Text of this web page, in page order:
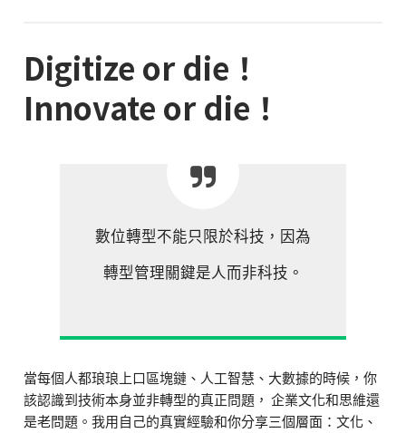
Digitize or die！
Innovate or die！
數位轉型不能只限於科技，因為
轉型管理關鍵是人而非科技。
當每個人都琅琅上口區塊鏈、人工智慧、大數據的時候，你
該認識到技術本身並非轉型的真正問題， 企業文化和思維還
是老問題。我用自己的真實經驗和你分享三個層面：文化、